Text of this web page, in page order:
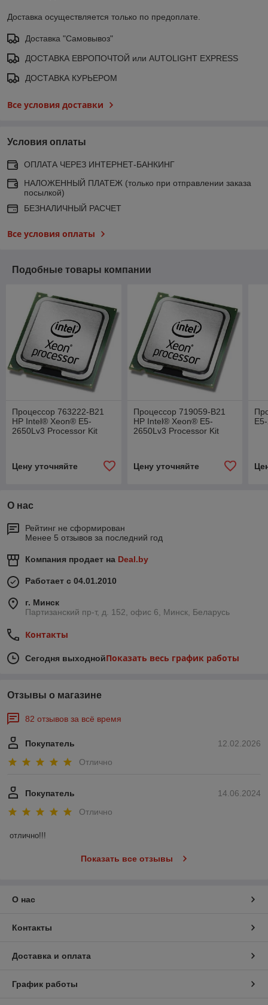
Доставка осуществляется только по предоплате.
Доставка "Самовывоз"
ДОСТАВКА ЕВРОПОЧТОЙ или AUTOLIGHT EXPRESS
ДОСТАВКА КУРЬЕРОМ
Все условия доставки
Условия оплаты
ОПЛАТА ЧЕРЕЗ ИНТЕРНЕТ-БАНКИНГ
НАЛОЖЕННЫЙ ПЛАТЕЖ (только при отправлении заказа
посылкой)
БЕЗНАЛИЧНЫЙ РАСЧЕТ
Все условия оплаты
Подобные товары компании
Процессор 763222-B21
HP Intel® Xeon® E5-
2650Lv3 Processor Kit
Цену уточняйте
Процессор 719059-B21
HP Intel® Xeon® E5-
2650Lv3 Processor Kit
Цену уточняйте
О нас
Рейтинг не сформирован
Менее 5 отзывов за последний год
Компания продает на Deal.by
Работает с 04.01.2010
г. Минск
Партизанский пр-т, д. 152, офис 6, Минск, Беларусь
Контакты
Сегодня выходнойПоказать весь график работы
Отзывы о магазине
82 отзывов за всё время
12.02.2026
Покупатель
Отлично
14.06.2024
Покупатель
Отлично
отлично!!!
Показать все отзывы
О нас
Контакты
Доставка и оплата
График работы